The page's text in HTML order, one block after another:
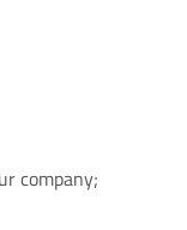
company;